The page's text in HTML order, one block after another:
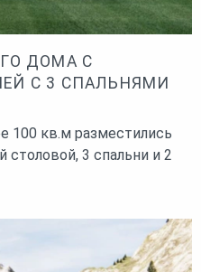
ДОМА С
С 3 СПАЛЬНЯМИ
100 кв.м разместились
столовой, 3 спальни и 2